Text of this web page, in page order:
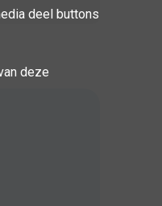
deel buttons
deze